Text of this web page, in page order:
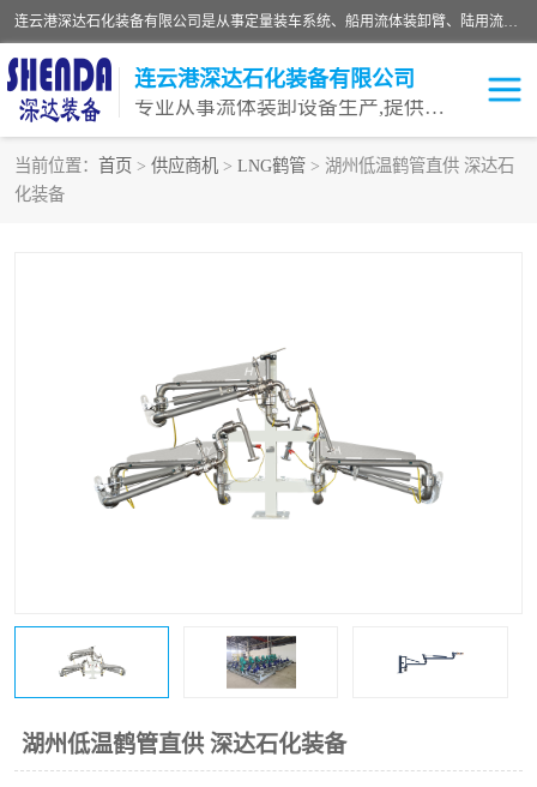
连云港深达石化装备有限公司是从事定量装车系统、船用流体装卸臂、陆用流体装卸臂（鹤管）、活动梯、钢构平台等全系列流体装卸设备的设计、制造、销售以及服务的专业供应商。公司始终以客户为中心，密切跟踪国内外油气储运及装卸设备先进技术的发展，以先进的技术、优质的产品、一流的服务，满足客户需求。
连云港深达石化装备有限公司
专业从事流体装卸设备生产,提供全面解决方案，生产与定制服务
当前位置： 首页 > 供应商机 > LNG鹤管 > 湖州低温鹤管直供 深达石
化装备
湖州低温鹤管直供 深达石化装备
鹤管
输油臂
汽车鹤管
火车鹤管